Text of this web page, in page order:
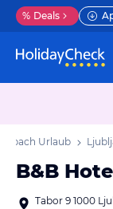
% Deals
Urlaub
B&B
Tabor 9 1000